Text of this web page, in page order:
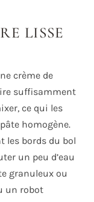
LISSE
crème de
suffisamment
ce qui les
homogène.
les bords du bol
un peu d’eau
granuleux ou
un robot